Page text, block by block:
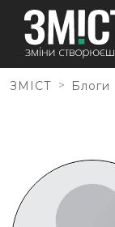
ЗМІСТ > Блоги